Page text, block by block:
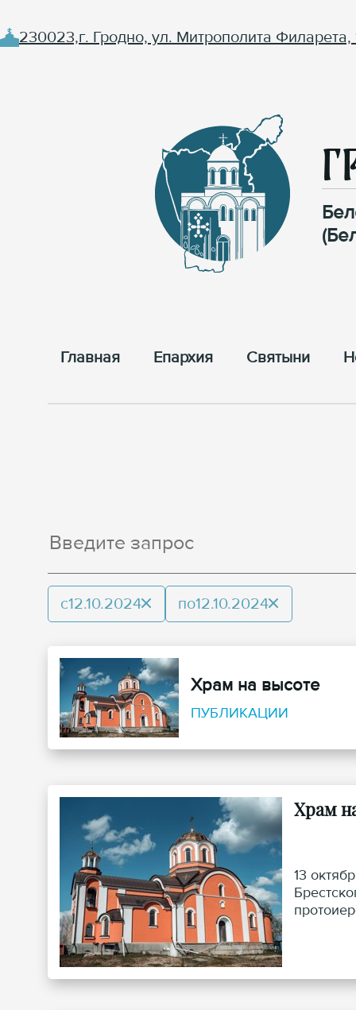
230023,г. Гродно, ул. Митрополита Филарета,
Главная Епархия Cвятыни
с12.10.2024 по12.10.2024
Храм на высоте
ПУБЛИКАЦИИ
Храм
13